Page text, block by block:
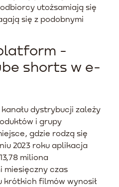
utożsamiają się
się z podobnymi
-
shorts w e-
dystrybucji zależy
i grupy
gdzie rodzą się
2023 roku aplikacja
miliona
miesięczny czas
krótkich filmów wynosił